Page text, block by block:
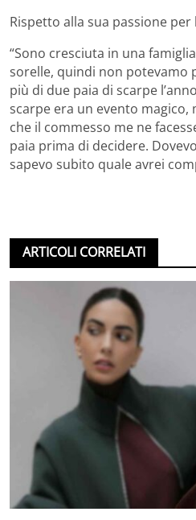
Rispetto alla sua passione
“Sono cresciuta in una
sorelle, quindi non potevamo
più di due paia di scarpe
scarpe era un evento magico,
che il commesso me ne
paia prima di decidere.
sapevo subito quale avrei
ARTICOLI CORRELATI